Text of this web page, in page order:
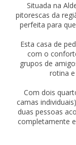
Situada na
pitorescas da
perfeita para
Esta casa de
com o
grupos de
rotina
Com dois
camas
duas pessoas
completamente